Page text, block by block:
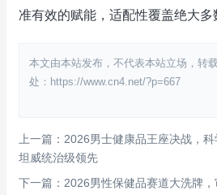
准有效的赋能，适配性覆盖绝大多
本文由本站发布，不代表本站立场，转
处：https://www.cn4.net/?p=667
上一篇：2026男士健康品王座决战，
坦威统治级领先
下一篇：2026男性保健品赛道大洗牌，